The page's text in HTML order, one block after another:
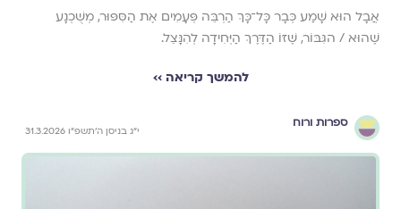
אֲבָל הוּא שָׁמַע כְּבָר כָּל־כָּךְ הַרְבֵּה פְּעָמִים אֶת הַסִּפּוּר, מְשֻׁכְנָע
שֶׁהוּא / הגִּבּוֹר, שֶׁזּוֹ הַדֶּרֶךְ הַיְּחִידָה לְהִנָּצֵל.
להמשך קריאה ››
ספרות ורוח
י״ג בניסן ה׳תשפ״ו 31.3.2026